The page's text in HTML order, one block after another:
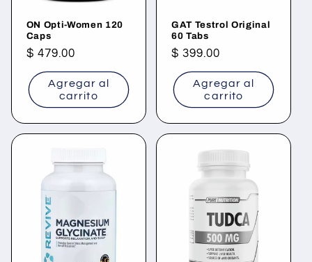
ON Opti-Women 120
Caps
Precio
habitual
$ 479.00
Agregar al
carrito
GAT Testrol Original
60 Tabs
Precio
habitual
$ 399.00
Agregar al
carrito